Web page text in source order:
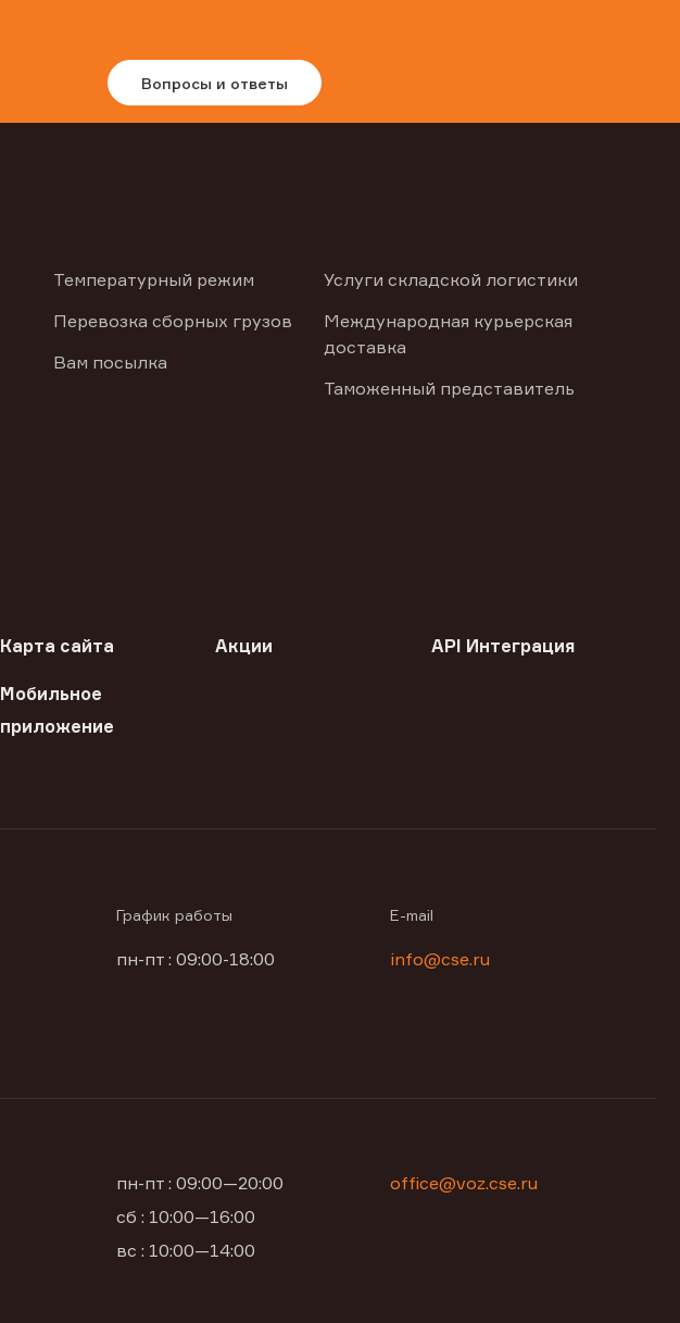
Вопросы и ответы
Температурный режим
Перевозка сборных грузов
Вам посылка
Услуги складской логистики
Международная курьерская
доставка
Таможенный представитель
Карта сайта Акции API Интеграция
Мобильное
приложение
График работы
пн-пт : 09:00-18:00
E-mail
info@cse.ru
пн-пт : 09:00—20:00
сб : 10:00—16:00
вс : 10:00—14:00
office@voz.cse.ru